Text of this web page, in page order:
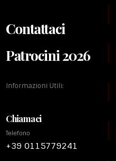
Contattaci
Patrocini 2026
Informazioni Utili:
Chiamaci
Telefono
+39 0115779241